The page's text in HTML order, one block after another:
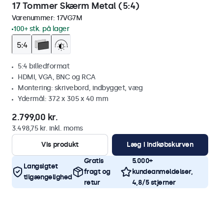
17 Tommer Skærm Metal (5:4)
Varenummer: 17VG7M
100+ stk. på lager
5:4 billedformat
HDMI, VGA, BNC og RCA
Montering: skrivebord, indbygget, væg
Ydermål: 372 x 305 x 40 mm
2.799,00 kr.
3.498,75 kr. inkl. moms
Vis produkt
Læg i indkøbskurven
Langsigtet
tilgængelighed
Gratis
fragt og
retur
5.000+
kundeanmeldelser,
4,8/5 stjerner